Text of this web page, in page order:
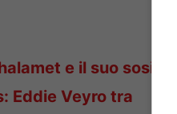
e il suo sosia
Eddie Veyro tra